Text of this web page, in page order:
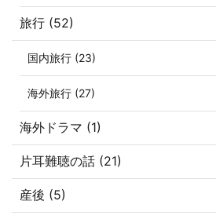
旅行 (52)
国内旅行 (23)
海外旅行 (27)
海外ドラマ (1)
片耳難聴の話 (21)
産後 (5)